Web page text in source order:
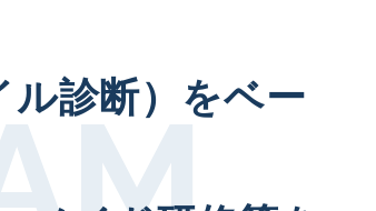
診断）をベー